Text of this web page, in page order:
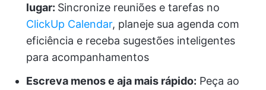
lugar: Sincronize reuniões e tarefas no
ClickUp Calendar, planeje sua agenda com
eficiência e receba sugestões inteligentes
para acompanhamentos
Escreva menos e aja mais rápido: Peça ao